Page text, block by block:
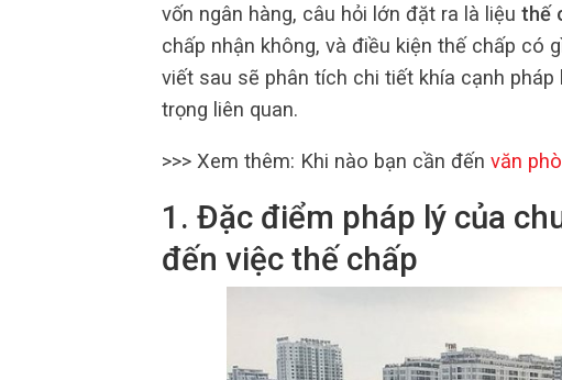
vốn ngân hàng, câu hỏi lớn đặt ra là liệu thế
chấp nhận không, và điều kiện thế chấp có
viết sau sẽ phân tích chi tiết khía cạnh pháp
trọng liên quan.
>>> Xem thêm: Khi nào bạn cần đến văn
1. Đặc điểm pháp lý của
đến việc thế chấp